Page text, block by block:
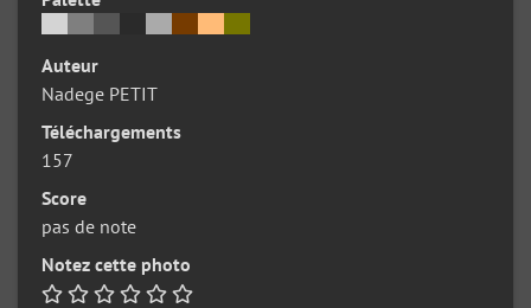
Auteur
Nadege PETIT
Téléchargements
157
Score
pas de note
Notez cette photo